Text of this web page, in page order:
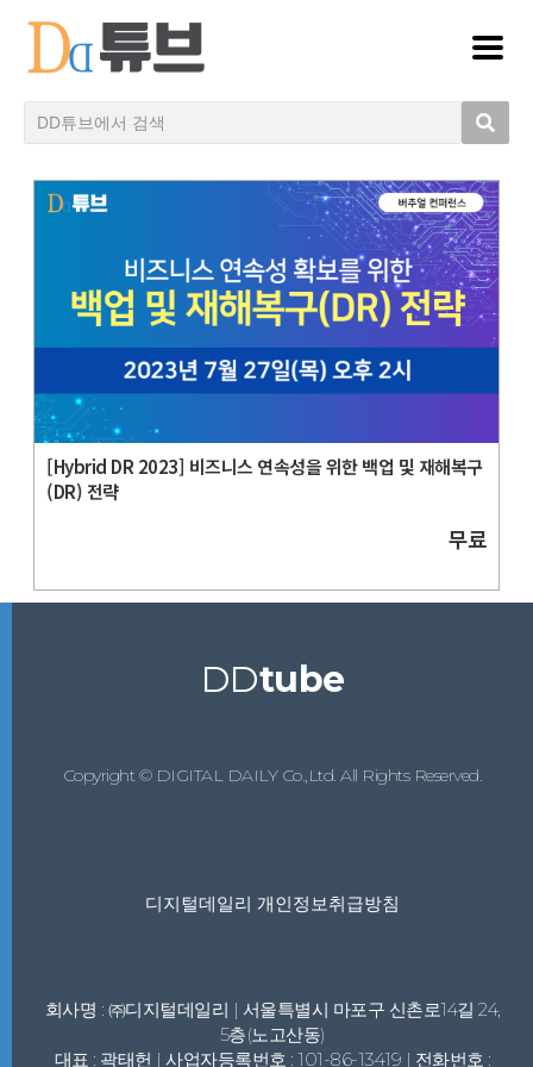
[Hybrid DR 2023] 비즈니스 연속성을 위한 백업 및 재해복구
(DR) 전략
무료
DDtube
Copyright © DIGITAL DAILY Co.,Ltd. All Rights Reserved.
디지털데일리 개인정보취급방침
회사명 : ㈜디지털데일리 | 서울특별시 마포구 신촌로14길 24,
5층(노고산동)
대표 : 곽태헌 | 사업자등록번호 : 101-86-13419 | 전화번호 :